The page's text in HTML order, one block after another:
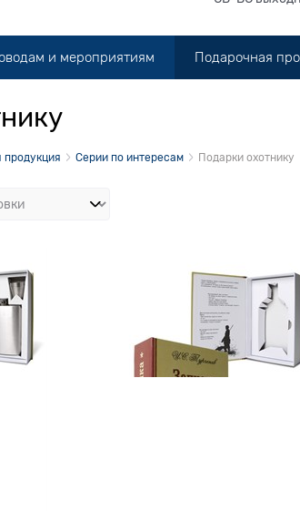
и мероприятиям Подарочная
продукция Серии по интересам Подарки охотнику